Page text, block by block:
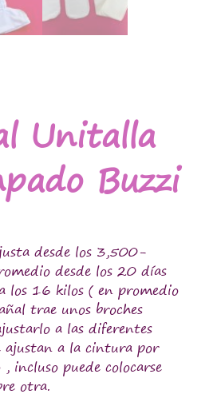
Unitalla
Buzzi
desde los 3,500-
desde los 20 días
los 16 kilos ( en promedio
trae unos broches
a las diferentes
a la cintura por
incluso puede colocarse
otra.